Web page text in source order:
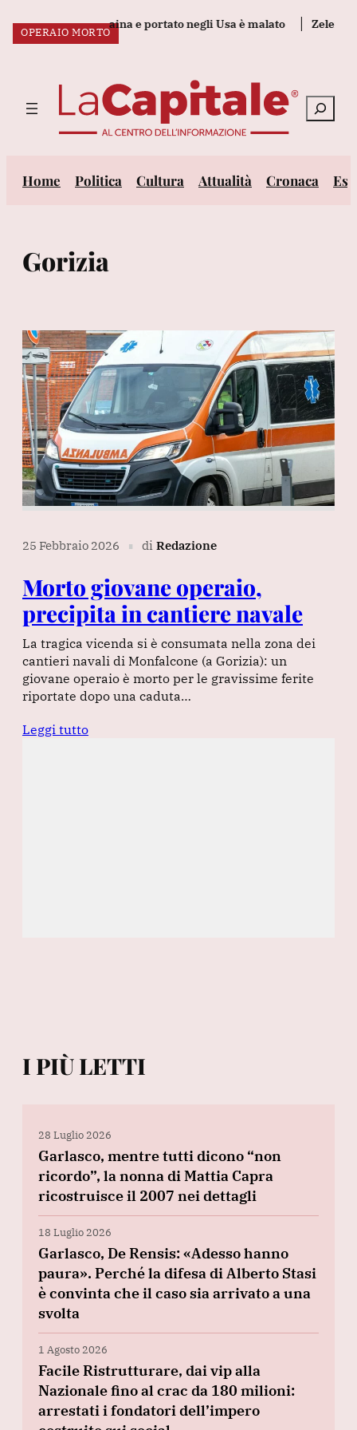
ULTIM’ORA:
guerra in Ucraina e portato negli Usa è malato
Cerca
Home Politica Cultura Attualità Cronaca
Gorizia
OPERAIO MORTO
25 Febbraio 2026 ∎ di Redazione
Morto giovane operaio,
precipita in cantiere navale
La tragica vicenda si è consumata nella zona dei
cantieri navali di Monfalcone (a Gorizia): un
giovane operaio è morto per le gravissime ferite
riportate dopo una caduta…
Leggi tutto
I PIÙ LETTI
28 Luglio 2026
Garlasco, mentre tutti dicono “non
ricordo”, la nonna di Mattia Capra
ricostruisce il 2007 nei dettagli
18 Luglio 2026
Garlasco, De Rensis: «Adesso hanno
paura». Perché la difesa di Alberto Stasi
è convinta che il caso sia arrivato a una
svolta
1 Agosto 2026
Facile Ristrutturare, dai vip alla
Nazionale fino al crac da 180 milioni:
arrestati i fondatori dell’impero